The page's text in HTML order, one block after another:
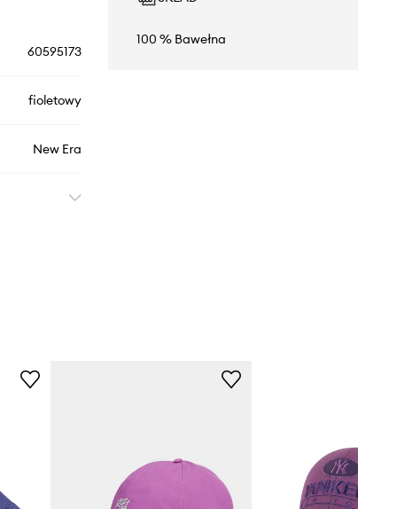
60595173
fioletowy
New Era
100 % Bawełna